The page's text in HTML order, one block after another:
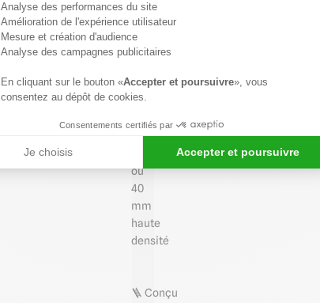
📏 Panneau
en
de
roche
de
22
ou
40
mm
haute
densité
🪜 Conçu
Analyse des performances du site
Amélioration de l'expérience utilisateur
Mesure et création d'audience
Analyse des campagnes publicitaires
En cliquant sur le bouton «Accepter et poursuivre», vous
consentez au dépôt de cookies.
Consentements certifiés par
Je choisis Accepter et poursuivre